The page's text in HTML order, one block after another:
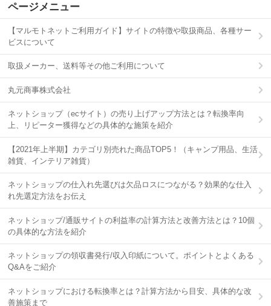
ページメニュー
【マルモトネットご利用ガイド】サイトの特徴や取扱商品、各種サー
ビスについて
取扱メーカー、送料等その他ご利用について
丸元商事株式会社
ネットショップ（ecサイト）の売り上げアップ方法とは？転換率向
上、リピーター獲得などの具体的な施策を紹介
【2021年上半期】カテゴリ別売れた商品TOP5！（キャンプ用品、生活
雑貨、インテリア雑貨）
ネットショップの仕入れ先選びは欠品ロスにつながる？効果的な仕入
れ先選定方法をお伝え
ネットショップ/通販サイトの利益率の計算方法と改善方法とは？10個
の具体的な方法を紹介
ネットショップの領収書発行/収入印紙について。ポイントとよくある
Q&Aをご紹介
ネットショップにおける転換率とは？計算方法から目安、具体的な改
善施策まで